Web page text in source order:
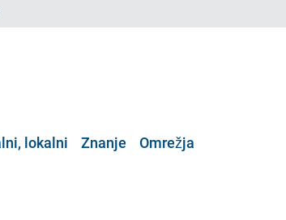
lokalni Znanje Omrežja